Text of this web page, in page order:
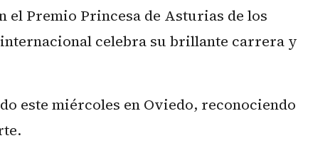
el Premio Princesa de Asturias de los
celebra su brillante carrera y
este miércoles en Oviedo, reconociendo